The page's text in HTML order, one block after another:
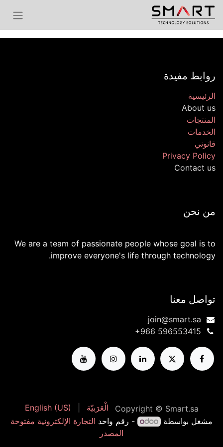
روابط مفيدة
الرئيسية
About us
المنتجات
الخدمات
قانوني
Privacy Policy
Contact us
من نحن
We are a team of passionate people whose goal is to
improve everyone's life through technology.
تواصل معنا
join@smart.sa
+966 596553415 ​
Copyright © Smart.sa الْعَرَبيّة
English (US)
مشغل بواسطة
- رقم واحد التجارة الإلكترونية مفتوحة
المصدر